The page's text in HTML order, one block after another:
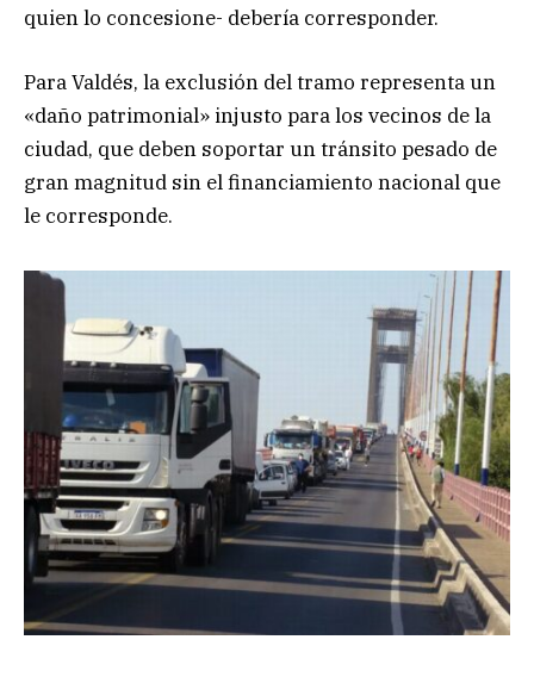
quien lo concesione- debería corresponder.
Para Valdés, la exclusión del tramo representa un
«daño patrimonial» injusto para los vecinos de la
ciudad, que deben soportar un tránsito pesado de
gran magnitud sin el financiamiento nacional que
le corresponde.